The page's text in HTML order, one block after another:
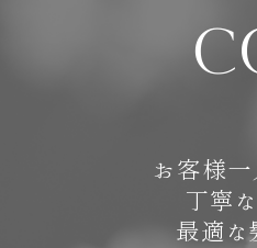
C
お客様一
丁寧
最適な